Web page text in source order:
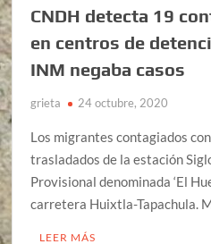
CNDH detecta 19
en centros de
INM negaba casos
grieta 24 octubre, 2020
Los migrantes contagiados
trasladados de la estación
Provisional denominada ‘El
carretera Huixtla-Tapachula.
LEER MÁS